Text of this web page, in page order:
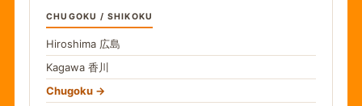
CHUGOKU / SHIKOKU
Hiroshima 広島
Kagawa 香川
Chugoku